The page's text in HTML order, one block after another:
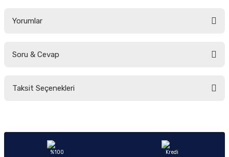
Yorumlar
Soru & Cevap
Taksit Seçenekleri